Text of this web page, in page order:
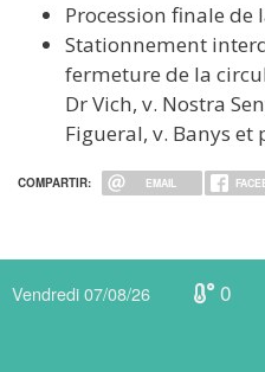
Procession finale de
Stationnement
fermeture de la
Dr Vich, v. Nostra
Figueral, v. Banys et
COMPARTIR: EMAIL
Vendredi 07/08/26 0